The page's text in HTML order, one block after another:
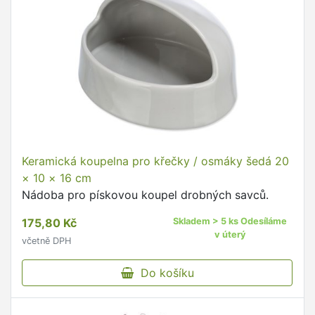
Keramická koupelna pro křečky / osmáky šedá 20
× 10 × 16 cm
Nádoba pro pískovou koupel drobných savců.
175,80 Kč
včetně DPH
Skladem > 5 ks Odesíláme
v úterý
Do košíku